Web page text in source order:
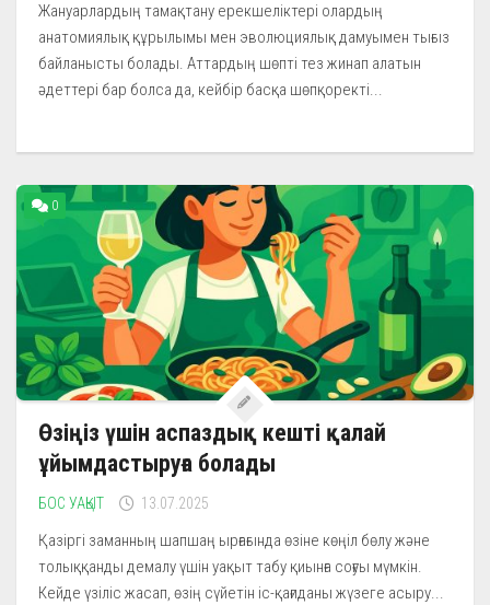
Жануарлардың тамақтану ерекшеліктері олардың
анатомиялық құрылымы мен эволюциялық дамуымен тығыз
байланысты болады. Аттардың шөпті тез жинап алатын
әдеттері бар болса да, кейбір басқа шөпқоректі...
0
Өзіңіз үшін аспаздық кешті қалай
ұйымдастыруға болады
БОС УАҚЫТ 13.07.2025
Қазіргі заманның шапшаң ырғағында өзіне көңіл бөлу және
толыққанды демалу үшін уақыт табу қиынға соғуы мүмкін.
Кейде үзіліс жасап, өзің сүйетін іс-қағиданы жүзеге асыру...